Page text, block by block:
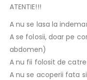
ATENTIE!!!
A nu se lasa la
A se folosii, doar pe
abdomen)
A nu fii folosit de
A nu se acoperii fata